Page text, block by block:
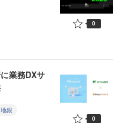
0
業務DXサ
地銀
0